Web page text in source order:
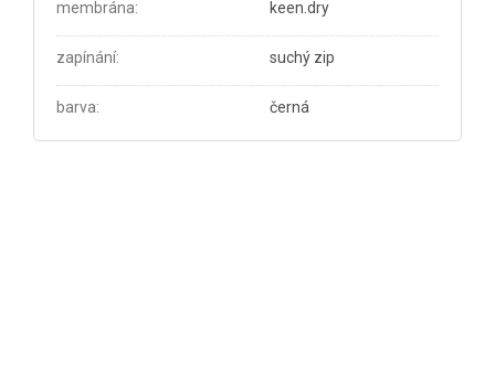
membrána: keen.dry
zapínání: suchý zip
barva: černá